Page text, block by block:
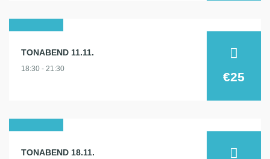
2026
TONABEND 11.11.
18:30 - 21:30
€25
TONABEND 18.11.